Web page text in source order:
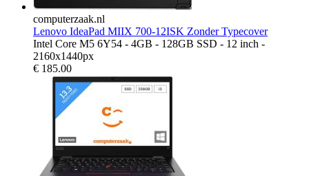
computerzaak.nl
Lenovo IdeaPad MIIX 700-12ISK Zonder Typecover
Intel Core M5 6Y54 - 4GB - 128GB SSD - 12 inch -
2160x1440px
€ 185.00